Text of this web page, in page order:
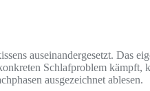
auseinandergesetzt. Das
Schlafproblem kämpft,
ausgezeichnet ablesen.